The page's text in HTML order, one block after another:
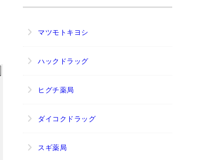
マツモトキヨシ
ハックドラッグ
ヒグチ薬局
ダイコクドラッグ
スギ薬局